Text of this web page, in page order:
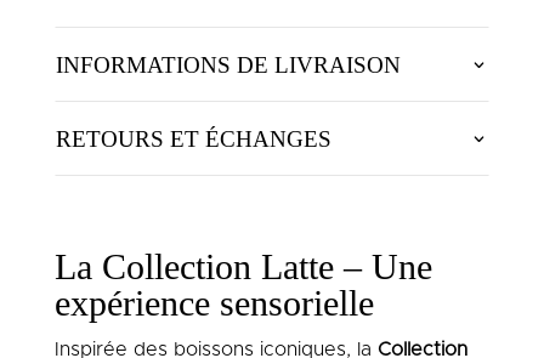
INFORMATIONS DE LIVRAISON
RETOURS ET ÉCHANGES
La Collection Latte – Une
expérience sensorielle
Inspirée des boissons iconiques, la Collection